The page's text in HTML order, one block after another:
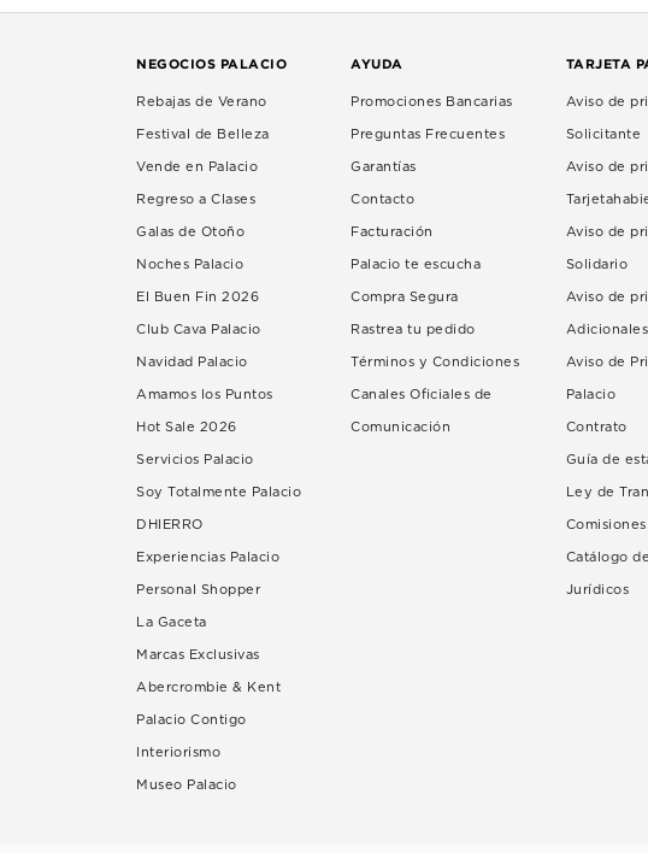
NEGOCIOS PALACIO
Rebajas de Verano
Festival de Belleza
Vende en Palacio
Regreso a Clases
Galas de Otoño
Noches Palacio
El Buen Fin 2026
Club Cava Palacio
Navidad Palacio
Amamos los Puntos
Hot Sale 2026
Servicios Palacio
Soy Totalmente Palacio
DHIERRO
Experiencias Palacio
Personal Shopper
La Gaceta
Marcas Exclusivas
Abercrombie & Kent
Palacio Contigo
Interiorismo
Museo Palacio
AYUDA
Promociones Bancarias
Preguntas Frecuentes
Garantías
Contacto
Facturación
Palacio te escucha
Compra Segura
Rastrea tu pedido
Términos y Condiciones
Canales Oficiales de
Comunicación
TARJETA
Aviso de
Solicitante
Aviso de
Aviso de
Solidario
Aviso de
Adicionales
Aviso de
Palacio
Contrato
Guía de
Ley de
Comisiones
Catálogo
Jurídicos